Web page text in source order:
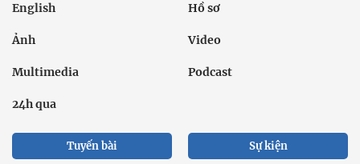
English Hồ sơ
Ảnh Video
Multimedia Podcast
24h qua
Tuyến bài Sự kiện